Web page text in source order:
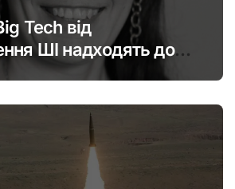
Tech від
ШІ надходять до
змінити глобальну